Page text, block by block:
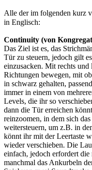
Alle der im folgenden kurz
in Englisch:
Continuity (von
Das Ziel ist es, das
Tür zu steuern, jedoch gilt
einzusacken. Mit rechts
Richtungen bewegen, mit
in schwarz gehalten,
immer in einem von
Levels, die ihr so
dann die Tür erreichen
reinzoomen, in dem sich
weitersteuern, um z.B. in
könnt ihr mit der Leertaste
wieder verschieben. Die
einfach, jedoch erfordert
manchmal das Ankurbeln